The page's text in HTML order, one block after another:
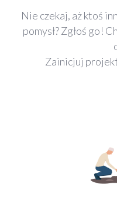
Nie czekaj, aż ktoś
pomysł? Zgłoś go!
Zainicjuj